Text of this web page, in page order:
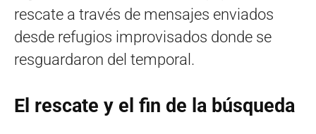
rescate a través de mensajes enviados
desde refugios improvisados donde se
resguardaron del temporal.
El rescate y el fin de la búsqueda